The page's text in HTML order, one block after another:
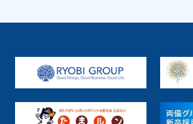
ハードウェア販売
ミドルウェア開
その他
地方公共 電車／バス インフラ